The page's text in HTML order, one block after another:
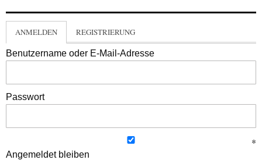
ANMELDEN REGISTRIERUNG
Benutzername oder E-Mail-Adresse
Passwort
Angemeldet bleiben